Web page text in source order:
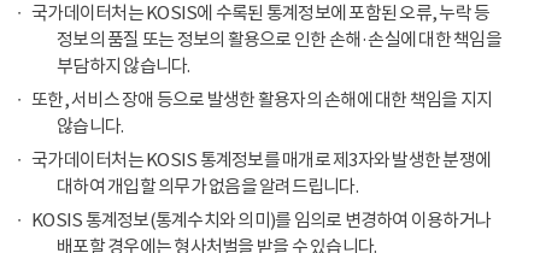
국가데이터처는 KOSIS에 수록된 통계정보에 포함된 오류, 누락 등
정보의 품질 또는 정보의 활용으로 인한 손해·손실에 대한 책임을
부담하지 않습니다.
또한, 서비스 장애 등으로 발생한 활용자의 손해에 대한 책임을 지지
않습니다.
국가데이터처는 KOSIS 통계정보를 매개로 제3자와 발생한 분쟁에
대하여 개입할 의무가 없음을 알려드립니다.
KOSIS 통계정보(통계수치와 의미)를 임의로 변경하여 이용하거나
배포할 경우에는 형사처벌을 받을 수 있습니다.